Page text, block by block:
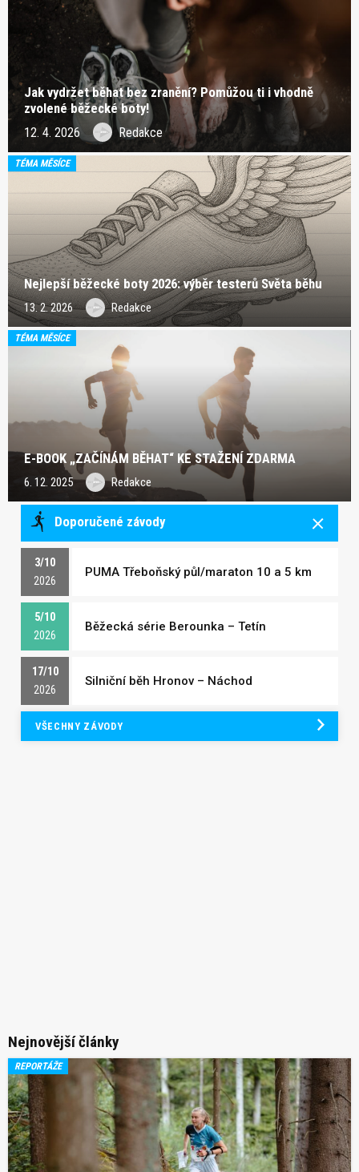
Jak vydržet běhat bez zranění? Pomůžou ti i vhodně
zvolené běžecké boty!
12. 4. 2026 Redakce
TÉMA MĚSÍCE
Nejlepší běžecké boty 2026: výběr testerů Světa běhu
13. 2. 2026 Redakce
TÉMA MĚSÍCE
E-BOOK „ZAČÍNÁM BĚHAT“ KE STAŽENÍ ZDARMA
6. 12. 2025 Redakce
Doporučené závody
3/10
2026
PUMA Třeboňský půl/maraton 10 a 5 km
5/10
2026
Běžecká série Berounka – Tetín
17/10
2026
Silniční běh Hronov – Náchod
VŠECHNY ZÁVODY
Nejnovější články
REPORTÁŽE